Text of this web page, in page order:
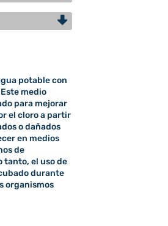
potable con
medio
para mejorar
el cloro a partir
o dañados
en medios
de
tanto, el uso de
durante
organismos